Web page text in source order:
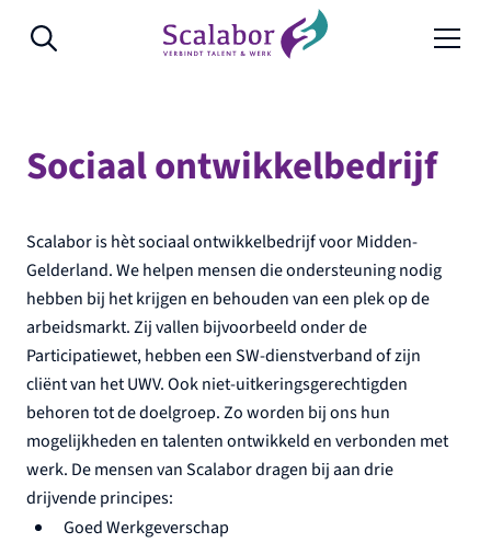
Sociaal ontwikkelbedrijf
Scalabor is hèt sociaal ontwikkelbedrijf voor Midden-
Gelderland. We helpen mensen die ondersteuning nodig
hebben bij het krijgen en behouden van een plek op de
arbeidsmarkt. Zij vallen bijvoorbeeld onder de
Participatiewet, hebben een SW-dienstverband of zijn
cliënt van het UWV. Ook niet-uitkeringsgerechtigden
behoren tot de doelgroep. Zo worden bij ons hun
mogelijkheden en talenten ontwikkeld en verbonden met
werk. De mensen van Scalabor dragen bij aan drie
drijvende principes:
Goed Werkgeverschap